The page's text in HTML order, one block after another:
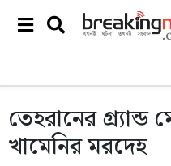
তেহরানের
খামেনির মরদেহ